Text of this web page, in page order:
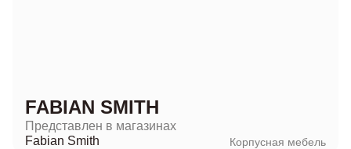
FABIAN SMITH
Представлен в магазинах
Fabian Smith
Корпусная мебель